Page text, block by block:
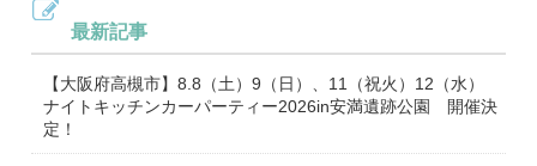
最新記事
【大阪府高槻市】8.8（土）9（日）、11（祝火）12（水）
ナイトキッチンカーパーティー2026in安満遺跡公園 開催決
定！